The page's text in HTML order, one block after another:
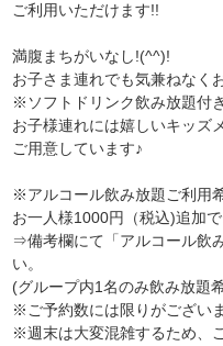
ご利用いただけます!!
満腹まちがいなし!(^^)!
お子さま連れでも気兼ねなく
※ソフトドリンク飲み放題付き
お子様連れには嬉しいキッズ
ご用意しています♪
※アルコール飲み放題ご利用
お一人様1000円（税込)追加
⇒備考欄にて「アルコール飲
い。
(グループ内1名のみ飲み放題
※ご予約数には限りがございま
※週末は大変混雑するため、